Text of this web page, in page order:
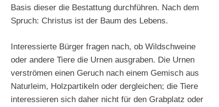
Basis dieser die Bestattung durchführen. Nach dem
Spruch: Christus ist der Baum des Lebens.
Interessierte Bürger fragen nach, ob Wildschweine
oder andere Tiere die Urnen ausgraben. Die Urnen
verströmen einen Geruch nach einem Gemisch aus
Naturleim, Holzpartikeln oder dergleichen; die Tiere
interessieren sich daher nicht für den Grabplatz oder